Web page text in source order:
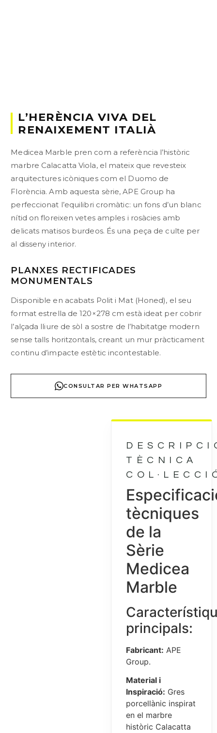
L’HERÈNCIA VIVA DEL
RENAIXEMENT ITALIÀ
Medicea Marble pren com a referència l’històric
marbre Calacatta Viola, el mateix que revesteix
arquitectures icòniques com el Duomo de
Florència. Amb aquesta sèrie, APE Group ha
perfeccionat l’equilibri cromàtic: un fons d’un blanc
nítid on floreixen vetes amples i rosàcies amb
delicats matisos burdeos. És una peça de culte per
al disseny interior.
PLANXES RECTIFICADES
MONUMENTALS
Disponible en acabats Polit i Mat (Honed), el seu
format estrella de 120×278 cm està ideat per cobrir
l’alçada lliure de sòl a sostre de l’habitatge modern
sense talls horitzontals, creant un mur pràcticament
continu d’impacte estètic incontestable.
CONSULTAR PER WHATSAPP
TÈCNICA
tècniques
de la
Sèrie
Medicea
Marble
principals:
Fabricant: APE
Group.
Material i
Inspiració: Gres
porcellànic inspirat
en el marbre
històric Calacatta